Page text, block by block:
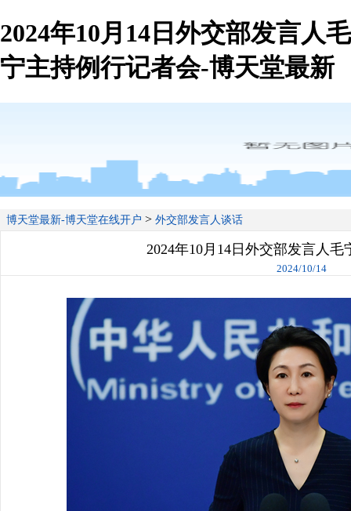
2024年10月14日外交部发言人毛
宁主持例行记者会-博天堂最新
博天堂最新-博天堂在线开户 > 外交部发言人谈话
2024年10月14日外交部发言人
2024/10/14